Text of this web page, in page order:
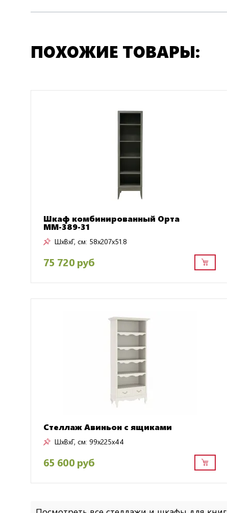
ПОХОЖИЕ ТОВАРЫ:
Шкаф комбинированный Орта
ММ-389-31
ШxВxГ, см: 58x207x51.8
75 720 руб
Стеллаж Авиньон с ящиками
ШxВxГ, см: 99x225x44
65 600 руб